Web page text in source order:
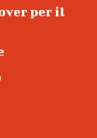
per il